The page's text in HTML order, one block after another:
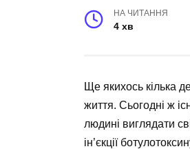
НА ЧИТАННЯ
4 хв
Ще якихось кілька
життя. Сьогодні ж
людині виглядати
ін’єкції